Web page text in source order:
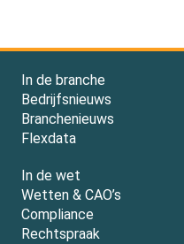
In de branche
Bedrijfsnieuws
Branchenieuws
Flexdata
In de wet
Wetten & CAO’s
Compliance
Rechtspraak